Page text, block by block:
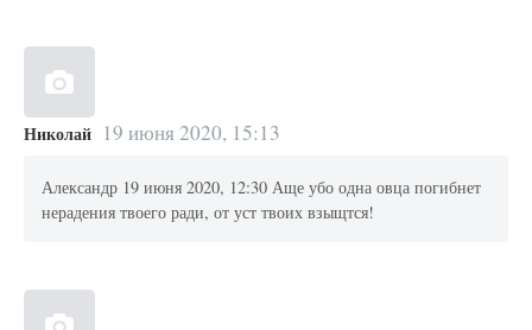
Николай 19 июня 2020, 15:13
Александр 19 июня 2020, 12:30 Аще убо одна овца погибнет
нерадения твоего ради, от уст твоих взыщтся!